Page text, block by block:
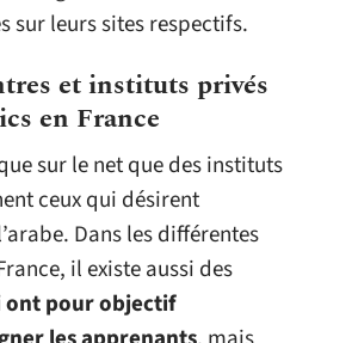
sur leurs sites respectifs.
et instituts privés
en France
sur le net que des instituts
ceux qui désirent
Dans les différentes
il existe aussi des
ont pour objectif